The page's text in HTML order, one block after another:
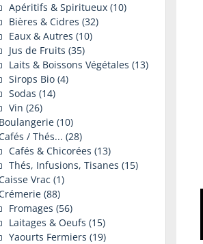
Apéritifs & Spiritueux (10)
Bières & Cidres (32)
Eaux & Autres (10)
Jus de Fruits (35)
Laits & Boissons Végétales (13)
Sirops Bio (4)
Sodas (14)
Vin (26)
Boulangerie (10)
/ Thés... (28)
Cafés & Chicorées (13)
Thés, Infusions, Tisanes (15)
Vrac (1)
(88)
Fromages (56)
Laitages & Oeufs (15)
Yaourts Fermiers (19)